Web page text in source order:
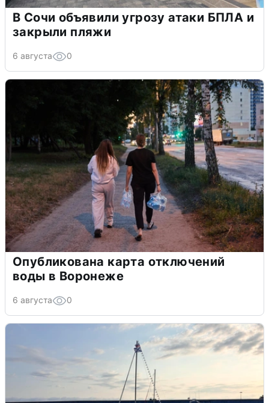
В Сочи объявили угрозу атаки БПЛА и
закрыли пляжи
6 августа 0
Опубликована карта отключений
воды в Воронеже
6 августа 0